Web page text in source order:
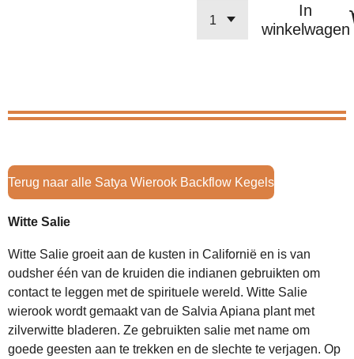
In
winkelwagen
Terug naar alle Satya Wierook Backflow Kegels
Witte Salie
Witte Salie groeit aan de kusten in Californië en is van
oudsher één van de kruiden die indianen gebruikten om
contact te leggen met de spirituele wereld. Witte Salie
wierook wordt gemaakt van de Salvia Apiana plant met
zilverwitte bladeren. Ze gebruikten salie met name om
goede geesten aan te trekken en de slechte te verjagen. Op